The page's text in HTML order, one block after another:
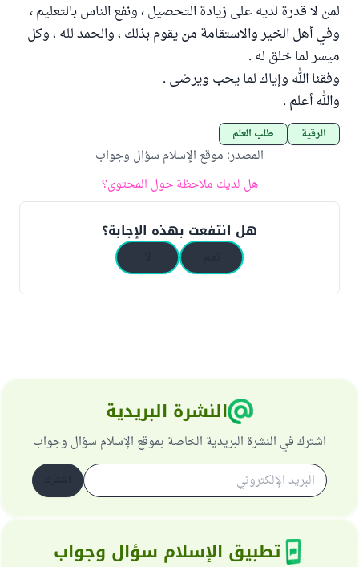
لمن لا قدرة لديه على زيادة التحصيل ، ونفع الناس بالتعليم ،
وفي أهل الخير والاستقامة من يقوم بذلك ، والحمد لله ، وكل
ميسر لما خلق له .
وفقنا الله وإياك لما يحب ويرضى .
والله أعلم .
الرقية طلب العلم
المصدر: موقع الإسلام سؤال وجواب
هل لديك ملاحظة حول المحتوى؟
هل انتفعت بهذه الإجابة؟
النشرة البريدية
اشترك في النشرة البريدية الخاصة بموقع الإسلام سؤال وجواب
تطبيق الإسلام سؤال وجواب